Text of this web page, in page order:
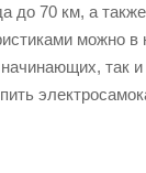
до 70 км, а
можно
так